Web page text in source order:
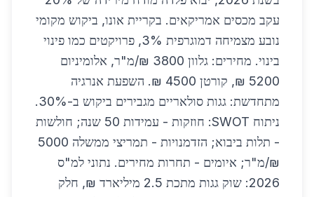
עקב מכסים אמריקאים. בקריית אונו, ביקוש מקומי
נובע מצמיחה דמוגרפית 3%, פרויקטים כמו פינוי
בינוי. מחירים: גלוון 3800 ₪/מ"ר, אלומיניום
5200 ₪, קורטן 4500 ₪. השפעת אנרגיה
מתחדשת: גגות סולאריים מגבירים ביקוש ב-30%.
ניתוח SWOT: חוזקות - עמידות 50 שנה; חולשות
- תלות ביבוא; הזדמנויות - תמריצי ממשלה 5000
₪/מ"ר; איומים - תחרות מחירים. נתוני למ"ס
2026: שוק גגות מתכת 2.5 מיליארד ₪, חלק